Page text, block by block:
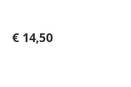
€ 14,50